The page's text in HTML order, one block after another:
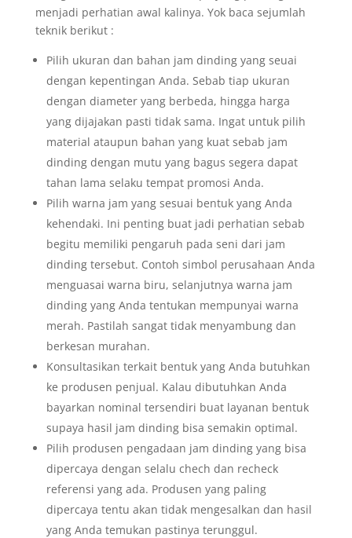
menjadi perhatian awal kalinya. Yok baca sejumlah
teknik berikut :
Pilih ukuran dan bahan jam dinding yang seuai
dengan kepentingan Anda. Sebab tiap ukuran
dengan diameter yang berbeda, hingga harga
yang dijajakan pasti tidak sama. Ingat untuk pilih
material ataupun bahan yang kuat sebab jam
dinding dengan mutu yang bagus segera dapat
tahan lama selaku tempat promosi Anda.
Pilih warna jam yang sesuai bentuk yang Anda
kehendaki. Ini penting buat jadi perhatian sebab
begitu memiliki pengaruh pada seni dari jam
dinding tersebut. Contoh simbol perusahaan Anda
menguasai warna biru, selanjutnya warna jam
dinding yang Anda tentukan mempunyai warna
merah. Pastilah sangat tidak menyambung dan
berkesan murahan.
Konsultasikan terkait bentuk yang Anda butuhkan
ke produsen penjual. Kalau dibutuhkan Anda
bayarkan nominal tersendiri buat layanan bentuk
supaya hasil jam dinding bisa semakin optimal.
Pilih produsen pengadaan jam dinding yang bisa
dipercaya dengan selalu chech dan recheck
referensi yang ada. Produsen yang paling
dipercaya tentu akan tidak mengesalkan dan hasil
yang Anda temukan pastinya terunggul.